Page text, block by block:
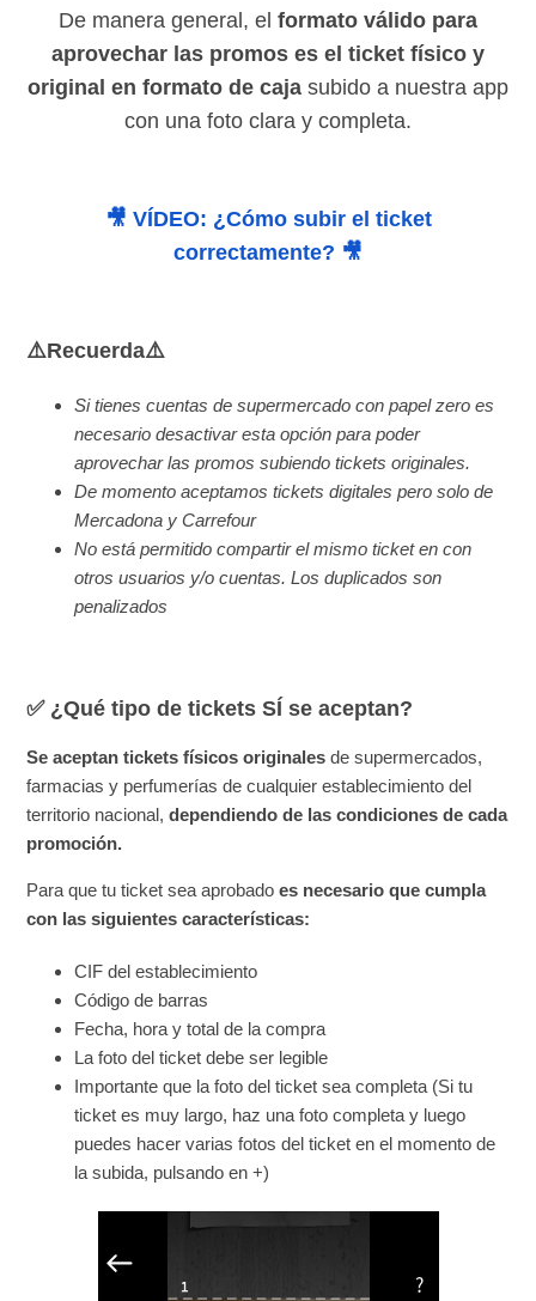
De manera general, el formato válido para
aprovechar las promos es el ticket físico y
original en formato de caja subido a nuestra app
con una foto clara y completa.
🎥 VÍDEO: ¿Cómo subir el ticket
correctamente? 🎥
⚠️Recuerda⚠️
Si tienes cuentas de supermercado con papel zero es
necesario desactivar esta opción para poder
aprovechar las promos subiendo tickets originales.
De momento aceptamos tickets digitales pero solo de
Mercadona y Carrefour
No está permitido compartir el mismo ticket en con
otros usuarios y/o cuentas. Los duplicados son
penalizados
✅ ¿Qué tipo de tickets SÍ se aceptan?
Se aceptan tickets físicos originales de supermercados,
farmacias y perfumerías de cualquier establecimiento del
territorio nacional,dependiendo de las condiciones de cada
promoción.
Para que tu ticket sea aprobadoes necesario que cumpla
con las siguientes características:
CIF del establecimiento
Código de barras
Fecha, hora y total de la compra
La foto del ticket debe ser legible
Importante que la foto del ticket sea completa (Si tu
ticket es muy largo, haz una foto completa y luego
puedes hacer varias fotos del ticket en el momento de
la subida, pulsando en +)